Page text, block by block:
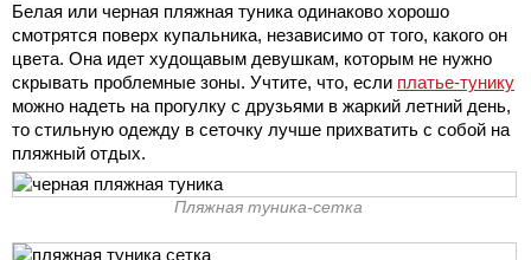
Белая или черная пляжная туника одинаково хорошо
смотрятся поверх купальника, независимо от того, какого он
цвета. Она идет худощавым девушкам, которым не нужно
скрывать проблемные зоны. Учтите, что, если платье-тунику
можно надеть на прогулку с друзьями в жаркий летний день,
то стильную одежду в сеточку лучше прихватить с собой на
пляжный отдых.
Пляжная туника-сетка